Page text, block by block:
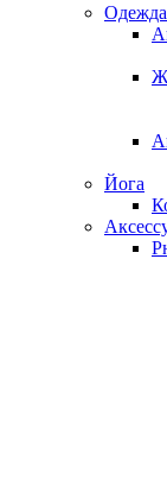
Йога